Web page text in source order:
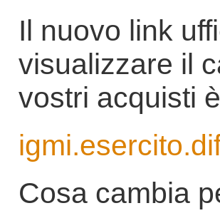
Il nuovo link
visualizzare il
vostri acquisti
Cosa cambia